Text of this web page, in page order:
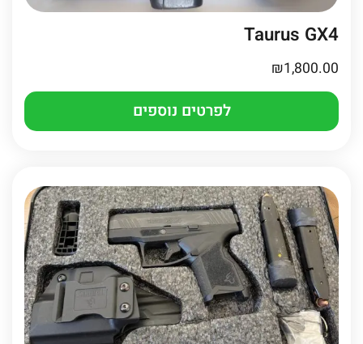
Taurus GX4
₪1,800.00
לפרטים נוספים